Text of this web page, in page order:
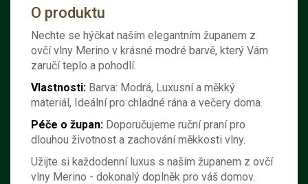
O produktu
Nechte se hýčkat naším elegantním županem z
ovčí vlny Merino v krásné modré barvě, který Vám
zaručí teplo a pohodlí.
Vlastnosti: Barva: Modrá, Luxusní a měkký
materiál, Ideální pro chladné rána a večery doma.
Péče o župan: Doporučujeme ruční praní pro
dlouhou životnost a zachování měkkosti vlny.
Užijte si každodenní luxus s naším županem z ovčí
vlny Merino - dokonalý doplněk pro váš domov.